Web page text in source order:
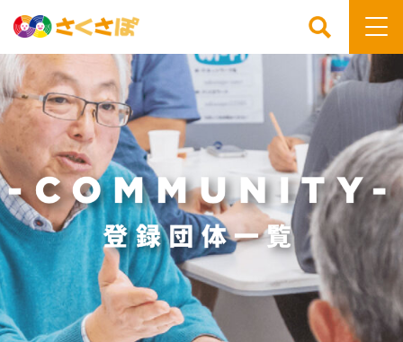
検索